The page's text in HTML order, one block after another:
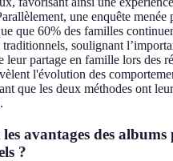
une enquête menée
que 60% des familles
soulignant
leur partage en famille lors des
l'évolution des
que les deux méthodes ont
les avantages des albums
?